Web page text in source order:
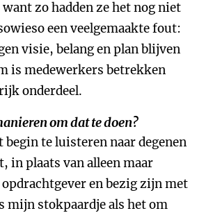
zo hadden ze het nog niet
een veelgemaakte fout:
visie, belang en plan blijven
is medewerkers betrekken
onderdeel.
om dat te doen?
begin te luisteren naar degenen
in plaats van alleen maar
en bezig zijn met
mijn stokpaardje als het om